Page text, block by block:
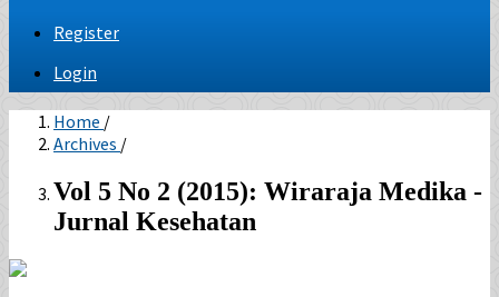
Register
Login
Home /
Archives /
Vol 5 No 2 (2015): Wiraraja Medika -
Jurnal Kesehatan